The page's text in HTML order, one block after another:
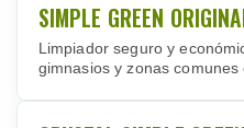
SIMPLE GREEN
Limpiador seguro y
gimnasios y zonas